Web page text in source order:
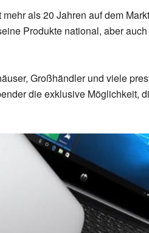
als 20 Jahren auf dem
Produkte national, aber
Großhändler und viele
die exklusive Möglichkeit,